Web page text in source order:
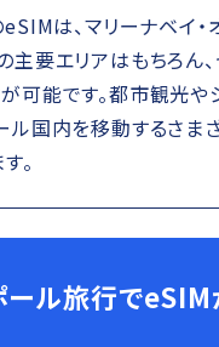
は、マリーナベイ・
主要エリアはもちろん
可能です。都市観光や
ル国内を移動するさま
。
ール旅行で